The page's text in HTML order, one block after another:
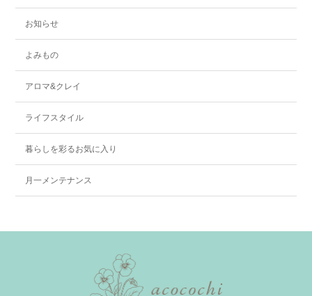
お知らせ
よみもの
アロマ&クレイ
ライフスタイル
暮らしを彩るお気に入り
月一メンテナンス